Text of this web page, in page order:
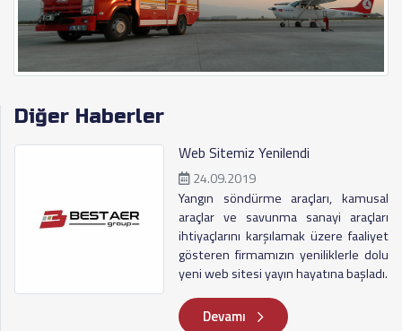
Diğer Haberler
Web Sitemiz Yenilendi
24.09.2019
Yangın söndürme araçları, kamusal
araçlar ve savunma sanayi araçları
ihtiyaçlarını karşılamak üzere faaliyet
gösteren firmamızın yeniliklerle dolu
yeni web sitesi yayın hayatına başladı.
Devamı